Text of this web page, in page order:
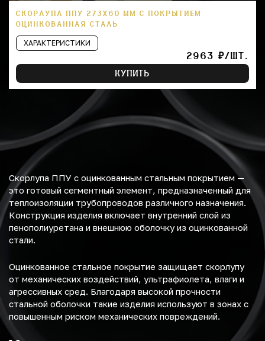
СКОРЛУПА ППУ 273Х60 ММ С ПОКРЫТИЕМ
ОЦИНКОВАННАЯ СТАЛЬ
ХАРАКТЕРИСТИКИ
2963 ₽/ШТ.
КУПИТЬ
Скорлупа ППУ с оцинкованным стальным покрытием —
это готовый сегментный элемент, предназначенный для
теплоизоляции трубопроводов различного назначения.
Конструкция изделия включает внутренний слой из
пенополиуретана и внешнюю оболочку из оцинкованной
стали.
Оцинкованное стальное покрытие защищает скорлупу
от механических воздействий, ультрафиолета, влаги и
агрессивных сред. Благодаря высокой прочности
стальной оболочки такие изделия используют в зонах с
повышенным риском механических повреждений.